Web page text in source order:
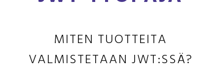
MITEN TUOTTEITA
VALMISTETAAN JWT:SSÄ?